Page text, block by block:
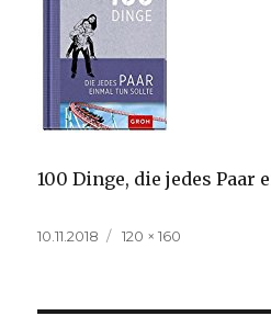
100 Dinge, die jedes Paar
Veröffentlicht
10.11.2018
Volle
120 × 160